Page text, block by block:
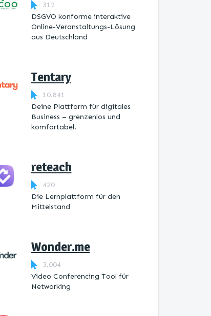
312
DSGVO konforme interaktive
Online-Veranstaltungs-Lösung
aus Deutschland
Tentary
10.841
Deine Plattform für digitales
Business – grenzenlos und
komfortabel.
reteach
420
Die Lernplattform ​für den
Mittelstand
Wonder.me
3.004
Video Conferencing Tool für
Networking